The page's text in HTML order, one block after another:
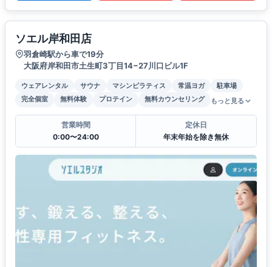
ソエル岸和田店
羽倉崎駅から車で19分
大阪府岸和田市土生町3丁目14−27川口ビル1F
ウェアレンタル サウナ マシンピラティス 常温ヨガ
駐車場
完全個室
無料体験 プロテイン 無料カウンセリング もっと見る
営業時間
0:00〜24:00
定休日
年末年始を除き無休